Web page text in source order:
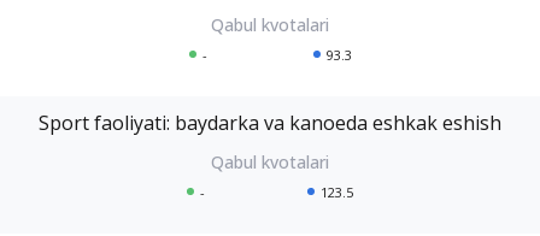
- 93.3
Sport faoliyati: baydarka va kanoeda eshkak eshish
- 123.5